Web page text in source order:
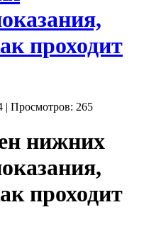
проходит
| Просмотров: 265
нижних
проходит